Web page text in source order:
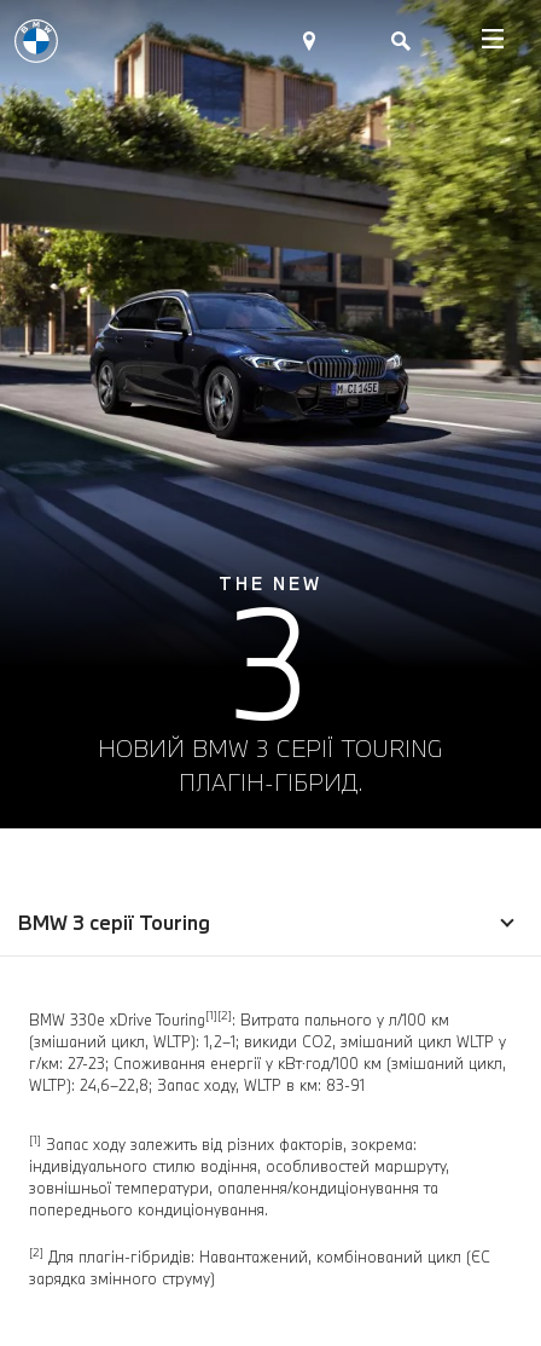
THE NEW
3
НОВИЙ BMW 3 СЕРІЇ TOURING
ПЛАГІН-ГІБРИД.
BMW 3 серії Touring
BMW 330e xDrive Touring[1][2]: Витрата пального у л/100 км
(змішаний цикл, WLTP): 1,2–1; викиди CO2, змішаний цикл WLTP у
г/км: 27-23; Споживання енергії у кВт⋅год/100 км (змішаний цикл,
WLTP): 24,6–22,8; Запас ходу, WLTP в км: 83-91
[1] Запас ходу залежить від різних факторів, зокрема:
індивідуального стилю водіння, особливостей маршруту,
зовнішньої температури, опалення/кондиціонування та
попереднього кондиціонування.
[2] Для плагін-гібридів: Навантажений, комбінований цикл (ЄC
зарядка змінного струму)